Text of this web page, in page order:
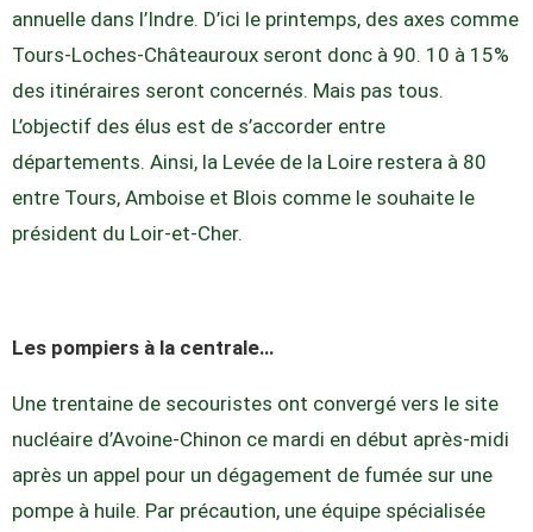
annuelle dans l’Indre. D’ici le printemps, des axes comme
Tours-Loches-Châteauroux seront donc à 90. 10 à 15%
des itinéraires seront concernés. Mais pas tous.
L’objectif des élus est de s’accorder entre
départements. Ainsi, la Levée de la Loire restera à 80
entre Tours, Amboise et Blois comme le souhaite le
président du Loir-et-Cher.
Les pompiers à la centrale…
Une trentaine de secouristes ont convergé vers le site
nucléaire d’Avoine-Chinon ce mardi en début après-midi
après un appel pour un dégagement de fumée sur une
pompe à huile. Par précaution, une équipe spécialisée